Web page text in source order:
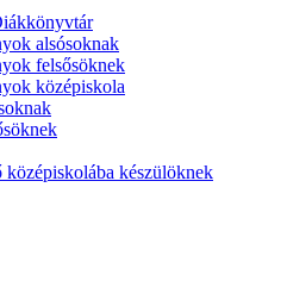
alsósoknak
felsősöknek
középiskola
középiskolába készülöknek